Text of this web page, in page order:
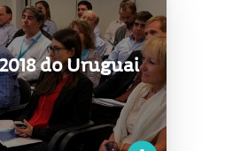
do Uruguai